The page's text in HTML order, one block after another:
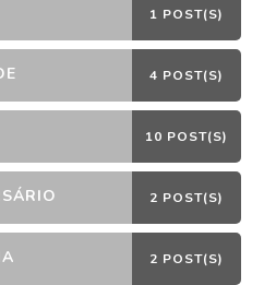
1 POST(S)
4 POST(S)
10 POST(S)
2 POST(S)
2 POST(S)